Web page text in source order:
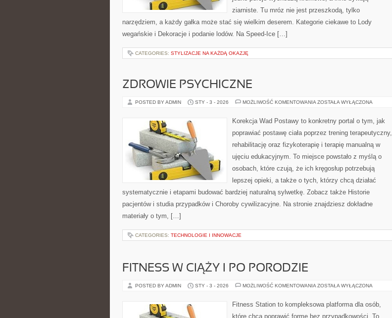
ziarniste. Tu mróz nie jest przeszkodą, tylko
narzędziem, a każdy gałka może stać się wielkim deserem. Kategorie ciekawe to Lody
wegańskie i Dekoracje i podanie lodów. Na Speed-Ice […]
CATEGORIES: STYLIZACJE NA KAŻDĄ OKAZJĘ
ZDROWIE PSYCHICZNE
POSTED BY ADMIN STY - 3 - 2026 MOŻLIWOŚĆ KOMENTOWANIA ZDROWIE
ZOSTAŁA WYŁĄCZONA
Korekcja Wad Postawy to konkretny portal o tym, jak
poprawiać postawę ciała poprzez trening terapeutyczny,
rehabilitację oraz fizykoterapię i terapię manualną w
ujęciu edukacyjnym. To miejsce powstało z myślą o
osobach, które czują, że ich kręgosłup potrzebują
lepszej opieki, a także o tych, którzy chcą działać
systematycznie i etapami budować bardziej naturalną sylwetkę. Zobacz także Historie
pacjentów i studia przypadków i Choroby cywilizacyjne. Na stronie znajdziesz dokładne
materiały o tym, […]
CATEGORIES: TECHNOLOGIE I INNOWACJE
FITNESS W CIĄŻY I PO PORODZIE
POSTED BY ADMIN STY - 3 - 2026 MOŻLIWOŚĆ KOMENTOWANIA FITNESS
PO
ZOSTAŁA WYŁĄCZONA
Fitness Station to kompleksowa platforma dla osób,
które chcą poprawić formę bez przypadkowości. To